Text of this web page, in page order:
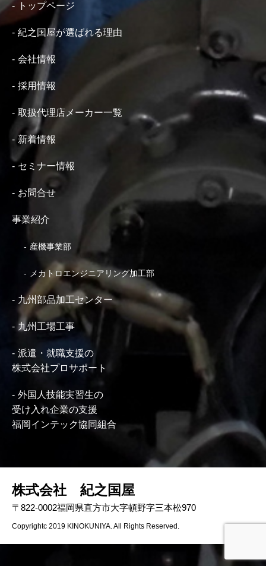
トップページ
紀之国屋が選ばれる理由
会社情報
採用情報
取扱代理店メーカー一覧
新着情報
セミナー情報
お問合せ
事業紹介
産機事業部
メカトロエンジニアリング加工部
九州部品加工センター
九州工場工事
派遣・就職支援の
株式会社プロサポート
外国人技能実習生の
受け入れ企業の支援
福岡インテック協同組合
株式会社 紀之国屋
〒822-0002福岡県直方市大字頓野字三本松970
Copyrightc 2019 KINOKUNIYA. All Rights Reserved.